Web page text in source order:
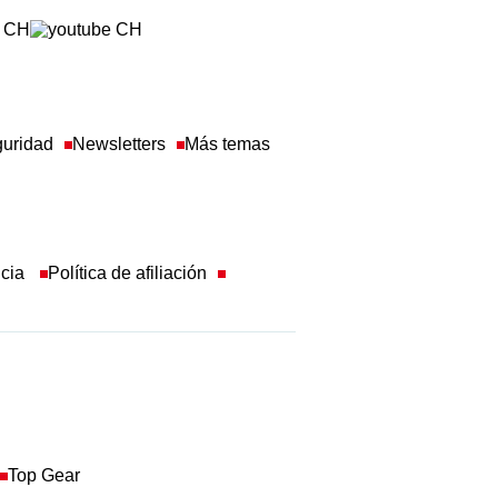
Newsletters Más temas
Política de afiliación
Top Gear